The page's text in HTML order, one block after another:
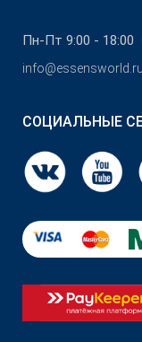
Пн-Пт 9:00 - 18:00
info@essensworld.ru
СОЦИАЛЬНЫЕ